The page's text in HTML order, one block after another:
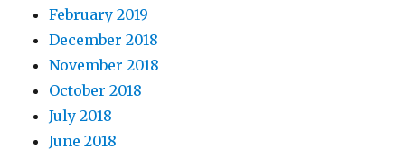
February 2019
December 2018
November 2018
October 2018
July 2018
June 2018